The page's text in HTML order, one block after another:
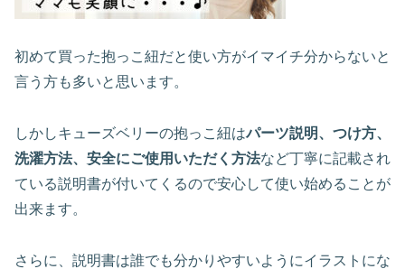
初めて買った抱っこ紐だと使い方がイマイチ分からないと
言う方も多いと思います。
しかしキューズベリーの抱っこ紐はパーツ説明、つけ方、
洗濯方法、安全にご使用いただく方法など丁寧に記載され
ている説明書が付いてくるので安心して使い始めることが
出来ます。
さらに、説明書は誰でも分かりやすいようにイラストにな